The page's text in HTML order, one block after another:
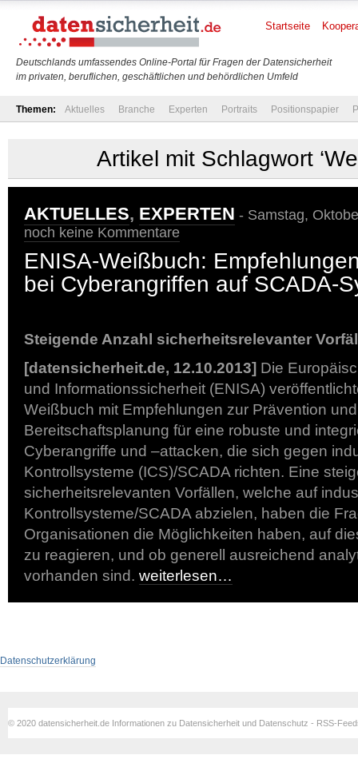
Deutschlands umfassendes Online-Portal für Fragen der Datensicherheit
im privaten, beruflichen, geschäftlichen und behördlichen Umfeld
Startseite
Themen: Aktuelles Branche Experten Portraits Positionspapier
Artikel mit Schlagwort
AKTUELLES, EXPERTEN - Samstag,
noch keine Kommentare
ENISA-Weißbuch:
bei Cyberangriffen auf SCADA-
Steigende Anzahl sicherheitsrelevanter
[datensicherheit.de, 12.10.2013] Die
und Informationssicherheit (ENISA)
Weißbuch mit Empfehlungen zur Prävention und
Bereitschaftsplanung für eine robuste und
Cyberangriffe und –attacken, die sich gegen
Kontrollsysteme (ICS)/SCADA richten. Eine
sicherheitsrelevanten Vorfällen, welche auf
Kontrollsysteme/SCADA abzielen, haben die
Organisationen die Möglichkeiten haben, auf
zu reagieren, und ob generell ausreichend
vorhanden sind. weiterlesen…
Datenschutzerklärung
© 2020 datensicherheit.de Informationen zu Datensicherheit und Datenschutz - RSS-